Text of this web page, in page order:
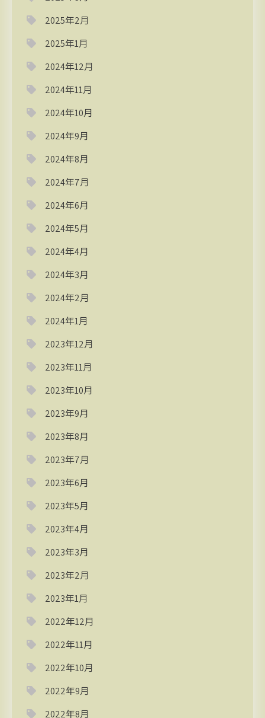
2025年2月
2025年1月
2024年12月
2024年11月
2024年10月
2024年9月
2024年8月
2024年7月
2024年6月
2024年5月
2024年4月
2024年3月
2024年2月
2024年1月
2023年12月
2023年11月
2023年10月
2023年9月
2023年8月
2023年7月
2023年6月
2023年5月
2023年4月
2023年3月
2023年2月
2023年1月
2022年12月
2022年11月
2022年10月
2022年9月
2022年8月